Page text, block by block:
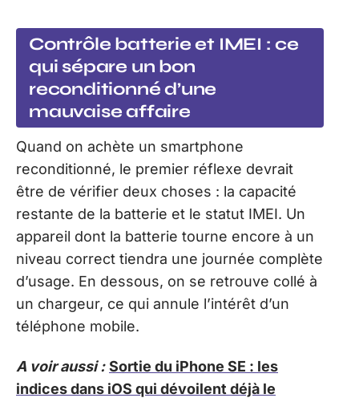
Contrôle batterie et IMEI : ce
qui sépare un bon
reconditionné d’une
mauvaise affaire
Quand on achète un smartphone
reconditionné, le premier réflexe devrait
être de vérifier deux choses : la capacité
restante de la batterie et le statut IMEI. Un
appareil dont la batterie tourne encore à un
niveau correct tiendra une journée complète
d’usage. En dessous, on se retrouve collé à
un chargeur, ce qui annule l’intérêt d’un
téléphone mobile.
A voir aussi : Sortie du iPhone SE : les
indices dans iOS qui dévoilent déjà le